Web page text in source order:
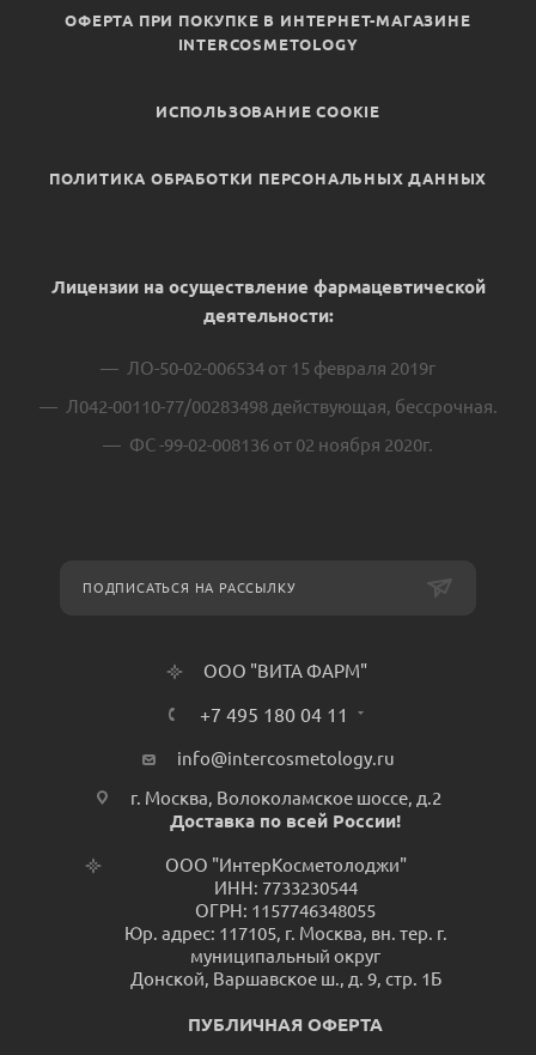
ОФЕРТА ПРИ ПОКУПКЕ В ИНТЕРНЕТ-МАГАЗИНЕ
INTERCOSMETOLOGY
ИСПОЛЬЗОВАНИЕ COOKIE
ПОЛИТИКА ОБРАБОТКИ ПЕРСОНАЛЬНЫХ ДАННЫХ
Лицензии на осуществление фармацевтической
деятельности:
ЛО-50-02-006534 от 15 февраля 2019г
Л042-00110-77/00283498 действующая, бессрочная.
ФС -99-02-008136 от 02 ноября 2020г.
ПОДПИСАТЬСЯ НА РАССЫЛКУ
ООО "ВИТА ФАРМ"
+7 495 180 04 11
info@intercosmetology.ru
г. Москва, Волоколамское шоссе, д.2
Доставка по всей России!
ООО "ИнтерКосметолоджи"
ИНН: 7733230544
ОГРН: 1157746348055
Юр. адрес: 117105, г. Москва, вн. тер. г.
муниципальный округ
Донской, Варшавское ш., д. 9, стр. 1Б
ПУБЛИЧНАЯ ОФЕРТА